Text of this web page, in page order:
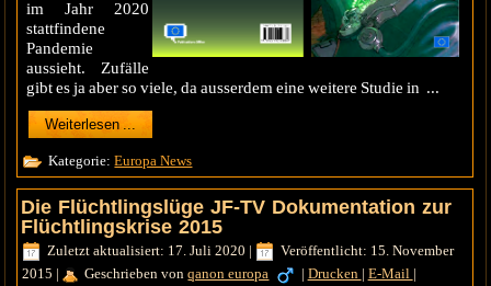
im Jahr 2020
stattfindene
Pandemie
aussieht. Zufälle
gibt es ja aber so viele, da ausserdem eine weitere Studie in ...
Weiterlesen ...
Kategorie:Europa News
Die Flüchtlingslüge JF-TV Dokumentation zur
Flüchtlingskrise 2015
Zuletzt aktualisiert: 17. Juli 2020 |
Veröffentlicht: 15. November
2015 | Geschrieben vonqanon europa | Drucken | E-Mail |